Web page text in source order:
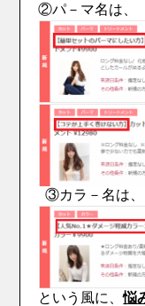
②パ－マ名は、
③カラ－名は、
という風に、悩